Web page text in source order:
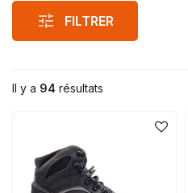
FILTRER
Il y a 94 résultats